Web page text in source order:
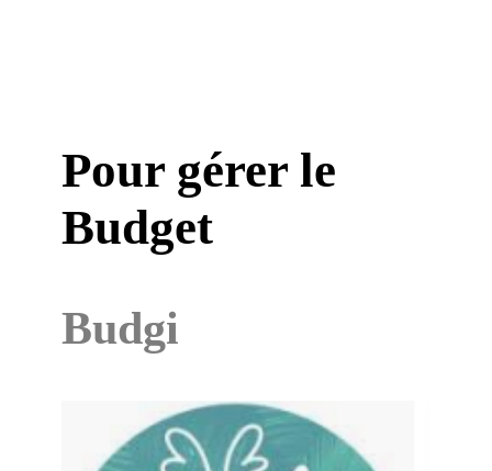
Pour gérer le
Budget
Budgi